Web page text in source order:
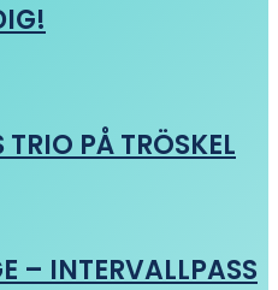
PÅ TRÖSKEL
– INTERVALLPASS